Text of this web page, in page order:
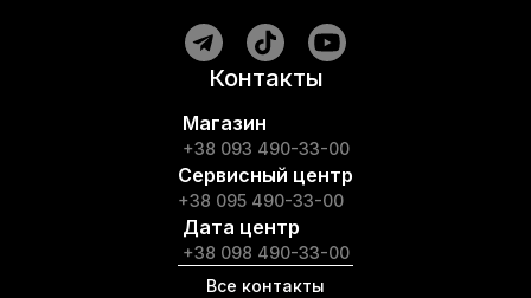
Контакты
Магазин
+38 093 490-33-00
Сервисный центр
+38 095 490-33-00
Дата центр
+38 098 490-33-00
Все контакты